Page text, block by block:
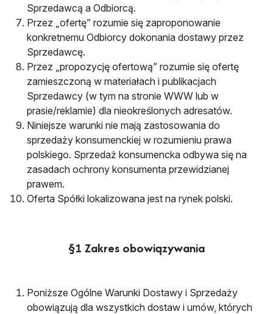
Sprzedawcą a Odbiorcą.
Przez „ofertę” rozumie się zaproponowanie
konkretnemu Odbiorcy dokonania dostawy przez
Sprzedawcę.
Przez „propozycję ofertową” rozumie się ofertę
zamieszczoną w materiałach i publikacjach
Sprzedawcy (w tym na stronie WWW lub w
prasie/reklamie) dla nieokreślonych adresatów.
Niniejsze warunki nie mają zastosowania do
sprzedaży konsumenckiej w rozumieniu prawa
polskiego. Sprzedaż konsumencka odbywa się na
zasadach ochrony konsumenta przewidzianej
prawem.
Oferta Spółki lokalizowana jest na rynek polski.
§1 Zakres obowiązywania
Poniższe Ogólne Warunki Dostawy i Sprzedaży
obowiązują dla wszystkich dostaw i umów, których